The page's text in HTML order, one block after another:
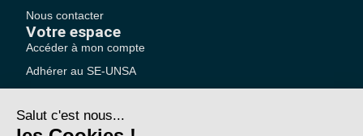
Nous contacter
Votre espace
Accéder à mon compte
Adhérer au SE-UNSA